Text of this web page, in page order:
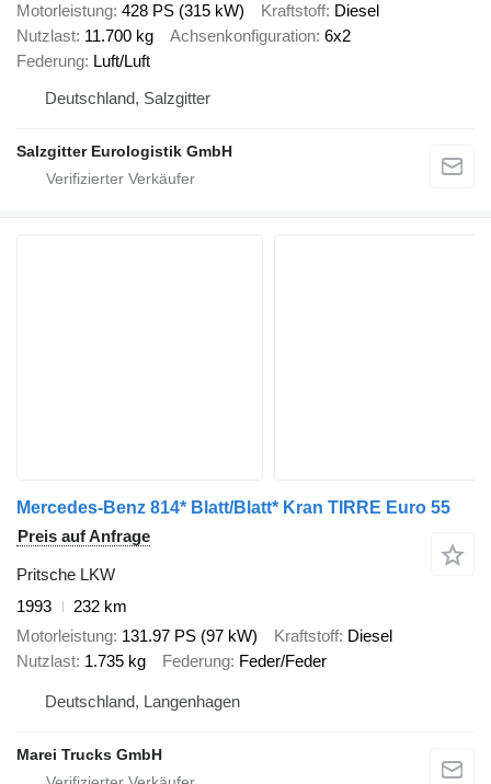
Motorleistung 428 PS (315 kW) Kraftstoff Diesel
Nutzlast 11.700 kg Achsenkonfiguration 6x2
Federung Luft/Luft
Deutschland, Salzgitter
Salzgitter Eurologistik GmbH
Mercedes-Benz 814* Blatt/Blatt* Kran TIRRE Euro 55
Preis auf Anfrage
Pritsche LKW
1993
232 km
Motorleistung 131.97 PS (97 kW) Kraftstoff Diesel
Nutzlast 1.735 kg Federung Feder/Feder
Deutschland, Langenhagen
Marei Trucks GmbH